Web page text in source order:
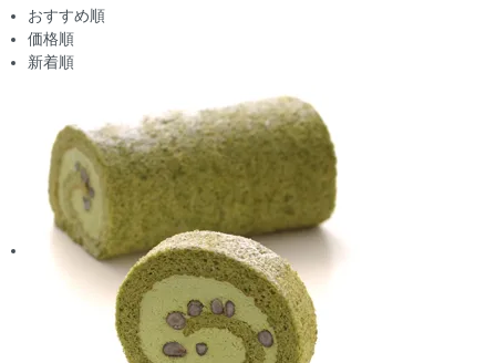
おすすめ順
価格順
新着順